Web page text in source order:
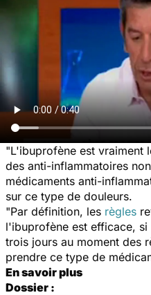
"L'ibuprofène est vraiment
des anti-inflammatoires
médicaments anti-
sur ce type de douleurs.
"Par définition, les règles
l'ibuprofène est efficace,
trois jours au moment des
prendre ce type de
En savoir plus
Dossier :